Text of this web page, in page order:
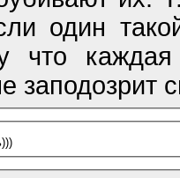
один
что
заподозрит